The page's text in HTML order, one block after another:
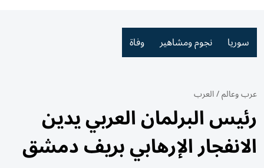
سوريا نجوم ومشاهير وفاة
عرب وعالم/العرب
رئيس البرلمان العربي يدين
الانفجار الإرهابي بريف دمشق